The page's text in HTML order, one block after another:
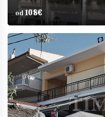
od108€